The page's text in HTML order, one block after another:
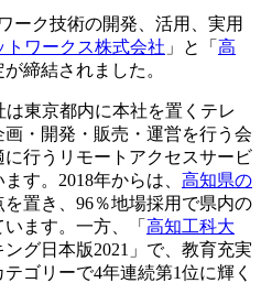
ーク技術の開発、活用、実用
トワークス株式会社 」と「 高
締結されました。
は東京都内に本社を置くテレ
・開発・販売・運営を行う会
行うリモートアクセスサービ
す。2018年からは、 高知県の
置き、96％地場採用で県内の
ます。一方、「 高知工科大
グ日本版2021」で、教育充実
ゴリーで4年連続第1位に輝く